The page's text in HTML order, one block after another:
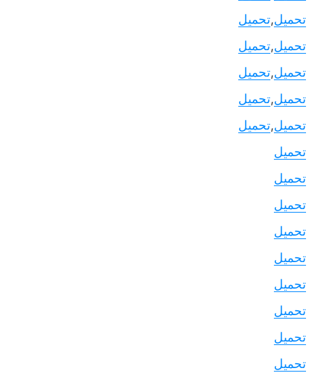
تحميل,تحميل
تحميل,تحميل
تحميل,تحميل
تحميل,تحميل
تحميل,تحميل
تحميل
تحميل
تحميل
تحميل
تحميل
تحميل
تحميل
تحميل
تحميل